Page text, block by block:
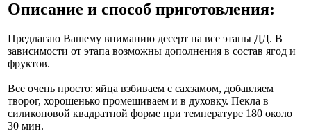
Описание и способ приготовления:
Предлагаю Вашему вниманию десерт на все этапы ДД. В
зависимости от этапа возможны дополнения в состав ягод и
фруктов.
Все очень просто: яйца взбиваем с сахзамом, добавляем
творог, хорошенько промешиваем и в духовку. Пекла в
силиконовой квадратной форме при температуре 180 около
30 мин.